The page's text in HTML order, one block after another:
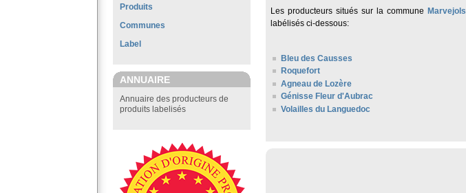
Produits
Communes
Label
ANNUAIRE
Annuaire des producteurs de
produits labelisés
Les producteurs situés sur la commune Marvejols
labélisés ci-dessous:
Bleu des Causses
Roquefort
Agneau de Lozère
Génisse Fleur d'Aubrac
Volailles du Languedoc